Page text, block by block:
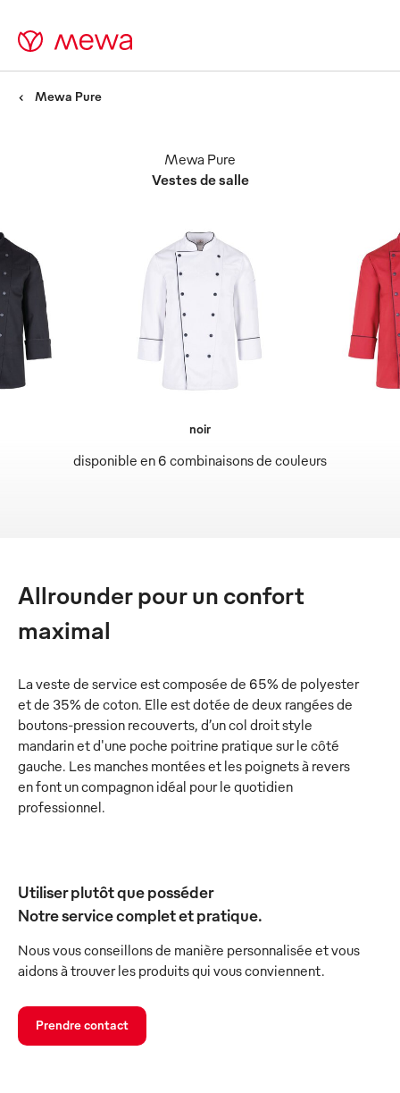
Mewa Pure
Vestes de salle
Mewa Pure
disponible en 6 combinaisons de couleurs
noir
Allrounder pour un confort
maximal
La veste de service est composée de 65% de polyester
et de 35% de coton. Elle est dotée de deux rangées de
boutons-pression recouverts, d’un col droit style
mandarin et d'une poche poitrine pratique sur le côté
gauche. Les manches montées et les poignets à revers
en font un compagnon idéal pour le quotidien
professionnel.
Utiliser plutôt que posséder
Notre service complet et pratique.
Nous vous conseillons de manière personnalisée et vous
aidons à trouver les produits qui vous conviennent.
Prendre contact